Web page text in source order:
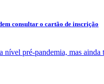
consultar o cartão de inscrição